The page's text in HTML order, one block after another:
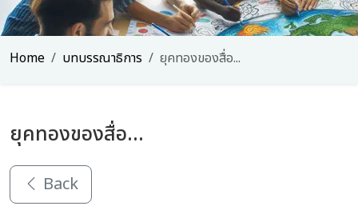
Home บทบรรณาธิการ ยุคทองของสื่อ...
ยุคทองของสื่อ...
Back